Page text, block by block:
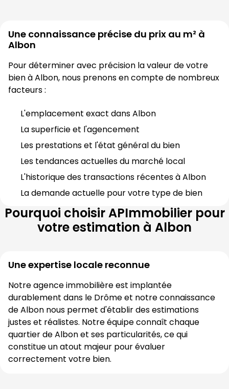
Une connaissance précise du prix au m² à
Albon
Pour déterminer avec précision la valeur de votre
bien à Albon, nous prenons en compte de nombreux
facteurs :
L'emplacement exact dans Albon
La superficie et l'agencement
Les prestations et l'état général du bien
Les tendances actuelles du marché local
L'historique des transactions récentes à Albon
La demande actuelle pour votre type de bien
Pourquoi choisirAPImmobilierpour
votre estimation à Albon
Une expertise locale reconnue
Notre agence immobilière est implantée
durablement dans le Drôme et notre connaissance
de Albon nous permet d'établir des estimations
justes et réalistes. Notre équipe connaît chaque
quartier de Albon et ses particularités, ce qui
constitue un atout majeur pour évaluer
correctement votre bien.